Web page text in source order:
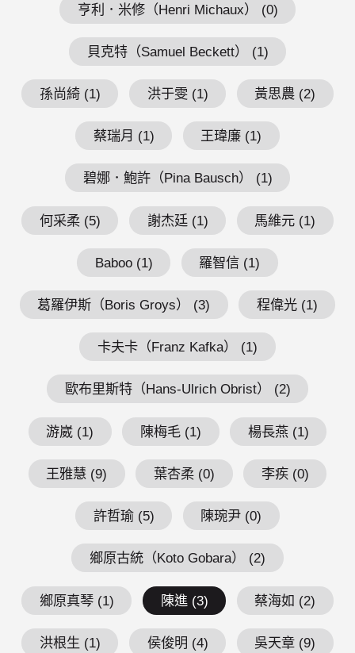
亨利．米修（Henri Michaux） (0)
貝克特（Samuel Beckett） (1)
孫尚綺 (1) 洪于雯 (1) 黃思農 (2)
蔡瑞月 (1) 王瑋廉 (1)
碧娜．鮑許（Pina Bausch） (1)
何采柔 (5) 謝杰廷 (1) 馬維元 (1)
Baboo (1) 羅智信 (1)
葛羅伊斯（Boris Groys） (3) 程偉光 (1)
卡夫卡（Franz Kafka） (1)
歐布里斯特（Hans-Ulrich Obrist） (2)
游崴 (1) 陳梅毛 (1) 楊長燕 (1)
王雅慧 (9) 葉杏柔 (0) 李疾 (0)
許哲瑜 (5) 陳琬尹 (0)
鄉原古統（Koto Gobara） (2)
鄉原真琴 (1) 陳進 (3) 蔡海如 (2)
洪根生 (1) 侯俊明 (4) 吳天章 (9)